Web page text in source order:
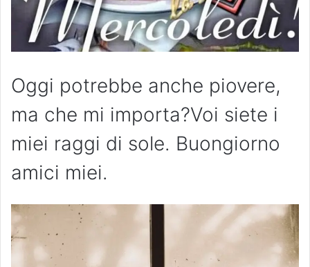
Oggi potrebbe anche piovere,
ma che mi importa?Voi siete i
miei raggi di sole. Buongiorno
amici miei.